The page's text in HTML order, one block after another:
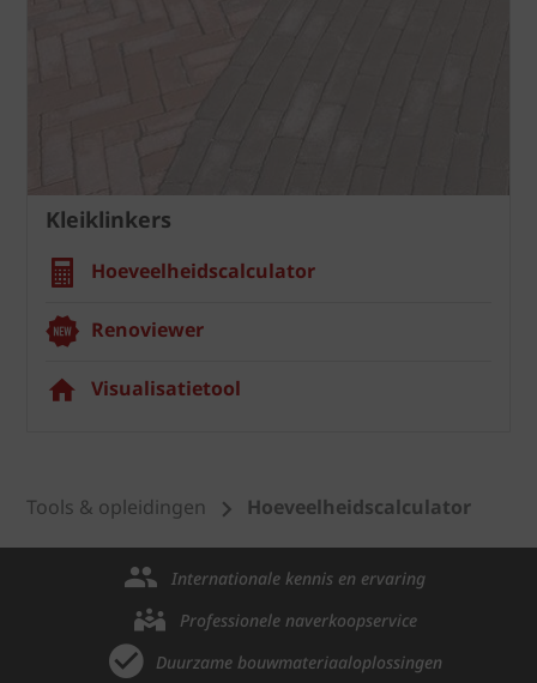
Kleiklinkers
Hoeveelheidscalculator
Renoviewer
Visualisatietool
Tools & opleidingen Hoeveelheidscalculator
Internationale kennis en ervaring
Professionele naverkoopservice
Duurzame bouwmateriaaloplossingen